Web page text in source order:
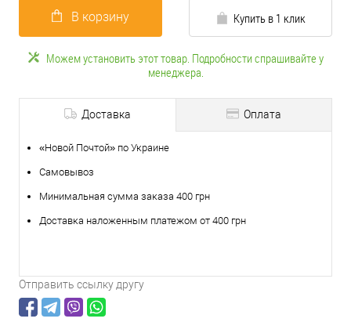
В корзину Купить в 1 клик
Можем установить этот товар. Подробности спрашивайте у
менеджера.
Доставка Оплата
«Новой Почтой» по Украине
Самовывоз
Минимальная сумма заказа 400 грн
Доставка наложенным платежом от 400 грн
Отправить ссылку другу